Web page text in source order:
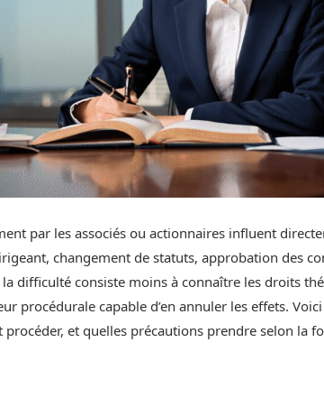
par les associés ou actionnaires influent
changement de statuts, approbation des
difficulté consiste moins à connaître les droits
procédurale capable d’en annuler les effets.
et quelles précautions prendre selon la